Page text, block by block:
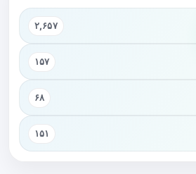
۲,۶۵۷
۱۵۷
۶۸
۱۵۱